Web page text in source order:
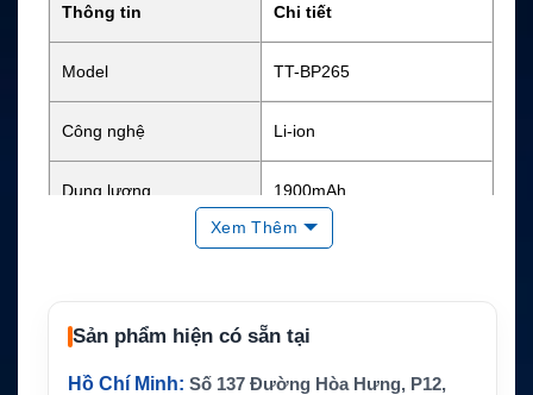
Thông tin Chi tiết
Model TT-BP265
Công nghệ Li-ion
Dung lượng 1900mAh
Điện áp danh định 7.4V
C-F3210D và IC-F4210D
Xem Thêm
Sản phẩm hiện có sẵn tại
Hồ Chí Minh: Số 137 Đường Hòa Hưng, P12,